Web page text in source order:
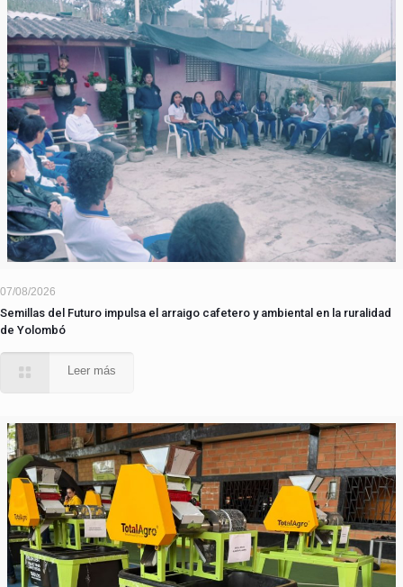
07/08/2026
Semillas del Futuro impulsa el arraigo cafetero y ambiental en la ruralidad
de Yolombó
Leer más